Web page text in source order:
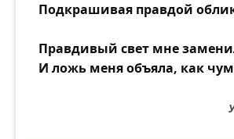
Подкрашивая правдой
Правдивый свет мне
И ложь меня объяла, как